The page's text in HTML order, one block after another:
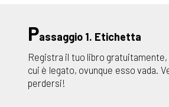
Passaggio 1. Etichetta
Registra il tuo libro
cui è legato, ovunque esso vada.
perdersi!